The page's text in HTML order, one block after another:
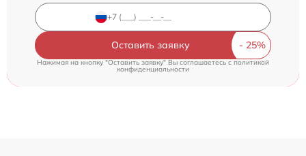
Оставить заявку
Нажимая на кнопку "Оставить заявку" Вы соглашаетесь cполитикой
конфиденциальности